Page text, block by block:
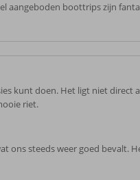
aangeboden boottrips zijn
kunt doen. Het ligt niet direct
riet.
ons steeds weer goed bevalt.